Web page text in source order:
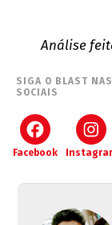
Análise
SIGA O BLAST
SOCIAIS
Facebook